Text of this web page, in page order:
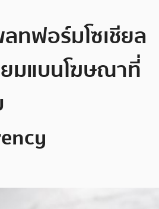
ทฟอร์มโซเชียล
มแบนโฆษณาที่